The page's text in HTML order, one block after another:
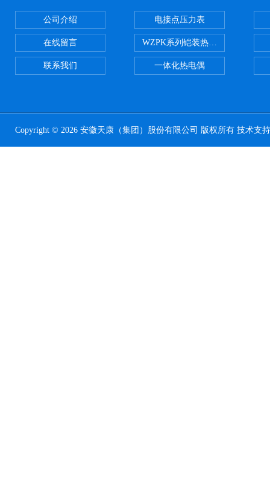
公司介绍
在线留言
联系我们
电接点压力表
WZPK系列铠装热电阻
一体化热电偶
Copyright © 2026 安徽天康（集团）股份有限公司 版权所有 技术支